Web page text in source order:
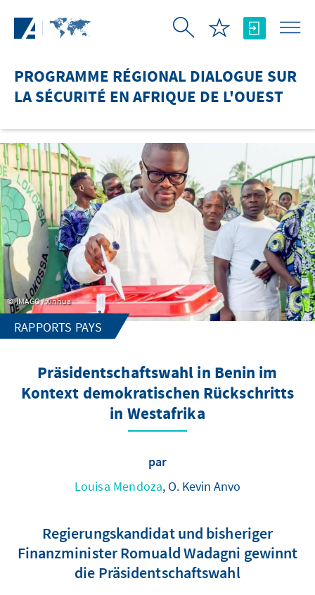
PROGRAMME RÉGIONAL DIALOGUE SUR
LA SÉCURITÉ EN AFRIQUE DE L'OUEST
IMAGO / Xinhua
RAPPORTS PAYS
Präsidentschaftswahl in Benin im
Kontext demokratischen Rückschritts
in Westafrika
par
Louisa Mendoza, O. Kevin Anvo
Regierungskandidat und bisheriger
Finanzminister Romuald Wadagni gewinnt
die Präsidentschaftswahl